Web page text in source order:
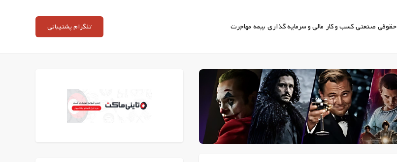
حقوقی صنعتیکسب و کار مالی و سرمایه گذاری بیمه مهاجرت تلگرام پشتیبانی